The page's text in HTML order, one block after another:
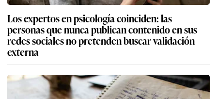
Los expertos en psicología coinciden: las
personas que nunca publican contenido en sus
redes sociales no pretenden buscar validación
externa